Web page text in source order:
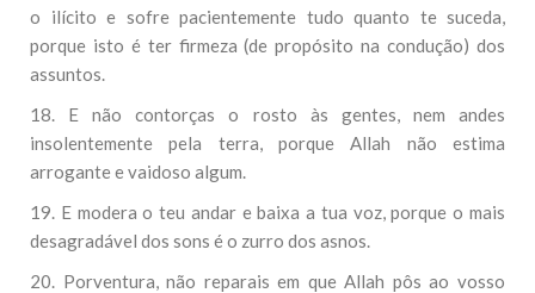
o ilícito e sofre pacientemente tudo quanto te suceda,
porque isto é ter firmeza (de propósito na condução) dos
assuntos.
18. E não contorças o rosto às gentes, nem andes
insolentemente pela terra, porque Allah não estima
arrogante e vaidoso algum.
19. E modera o teu andar e baixa a tua voz, porque o mais
desagradável dos sons é o zurro dos asnos.
20. Porventura, não reparais em que Allah pôs ao vosso